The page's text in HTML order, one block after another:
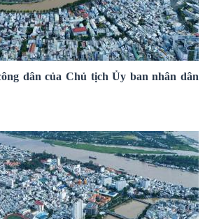
dân của Chủ tịch Ủy ban nhân dân